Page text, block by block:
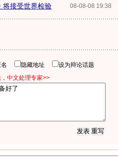
08-08-08 19:38
将接受世界检验
名 隐藏地址
设为辩论话题
中文处理专家>>